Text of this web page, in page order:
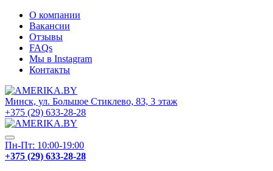
О компании
Вакансии
Отзывы
FAQs
Мы в Instagram
Контакты
Минск, ул. Большое Стиклево, 83, 3 этаж
+375 (29) 633-28-28
Пн-Пт: 10:00-19:00
+375 (29) 633-28-28